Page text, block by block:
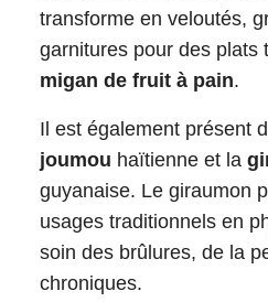
transforme en veloutés,
garnitures pour des plats
migan de fruit à pain.
Il est également présent
joumou haïtienne et la
guyanaise. Le giraumon
usages traditionnels en
soin des brûlures, de la
chroniques.